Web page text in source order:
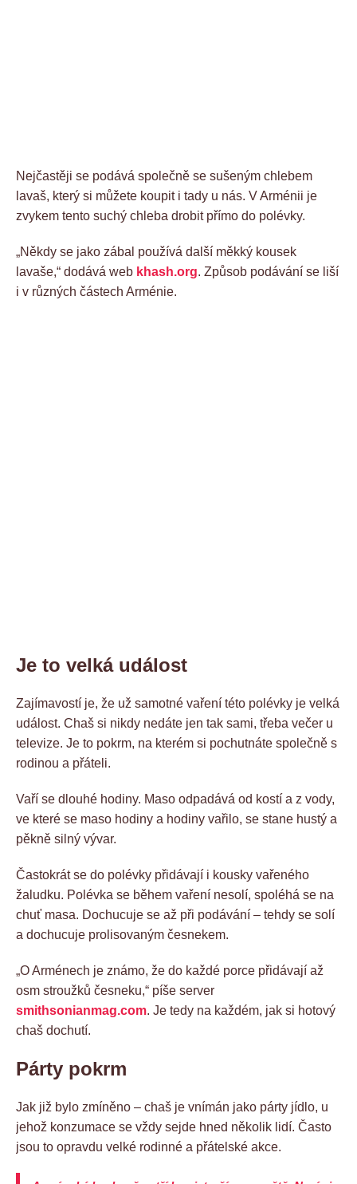
Nejčastěji se podává společně se sušeným chlebem
lavaš, který si můžete koupit i tady u nás. V Arménii je
zvykem tento suchý chleba drobit přímo do polévky.
„Někdy se jako zábal používá další měkký kousek
lavaše,“ dodává web khash.org. Způsob podávání se liší
i v různých částech Arménie.
Je to velká událost
Zajímavostí je, že už samotné vaření této polévky je velká
událost. Chaš si nikdy nedáte jen tak sami, třeba večer u
televize. Je to pokrm, na kterém si pochutnáte společně s
rodinou a přáteli.
Vaří se dlouhé hodiny. Maso odpadává od kostí a z vody,
ve které se maso hodiny a hodiny vařilo, se stane hustý a
pěkně silný vývar.
Častokrát se do polévky přidávají i kousky vařeného
žaludku. Polévka se během vaření nesolí, spoléhá se na
chuť masa. Dochucuje se až při podávání – tehdy se solí
a dochucuje prolisovaným česnekem.
„O Arménech je známo, že do každé porce přidávají až
osm stroužků česneku,“ píše server
smithsonianmag.com. Je tedy na každém, jak si hotový
chaš dochutí.
Párty pokrm
Jak již bylo zmíněno – chaš je vnímán jako párty jídlo, u
jehož konzumace se vždy sejde hned několik lidí. Často
jsou to opravdu velké rodinné a přátelské akce.